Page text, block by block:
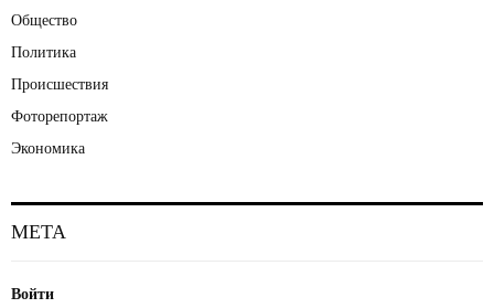
Общество
Политика
Происшествия
Фоторепортаж
Экономика
МЕТА
Войти